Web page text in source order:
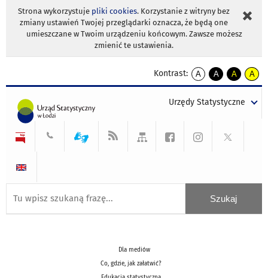
Strona wykorzystuje pliki cookies. Korzystanie z witryny bez
zmiany ustawień Twojej przeglądarki oznacza, że będą one
umieszczane w Twoim urządzeniu końcowym. Zawsze możesz
zmienić te ustawienia.
Kontrast:
A
kontrast
A
kontrast
tekst
czarnym
A
kontrast
tekst
czarnym
A
tekst
żółtym
Urzędy Statystyczne
Dla mediów
Co, gdzie, jak załatwić?